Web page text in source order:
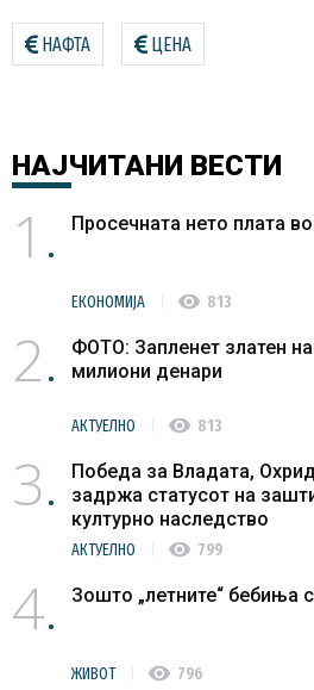
НАФТА ЦЕНА
НАЈЧИТАНИ ВЕСТИ
1 Просечната нето плата
ЕКОНОМИЈА visibility 813
2
ФОТО: Запленет златен
милиони денари
АКТУЕЛНО visibility 813
3
Победа за Владата,
задржа статусот на
културно наследство
АКТУЕЛНО visibility 799
4 Зошто „летните“ бебиња
ЖИВОТ visibility 796